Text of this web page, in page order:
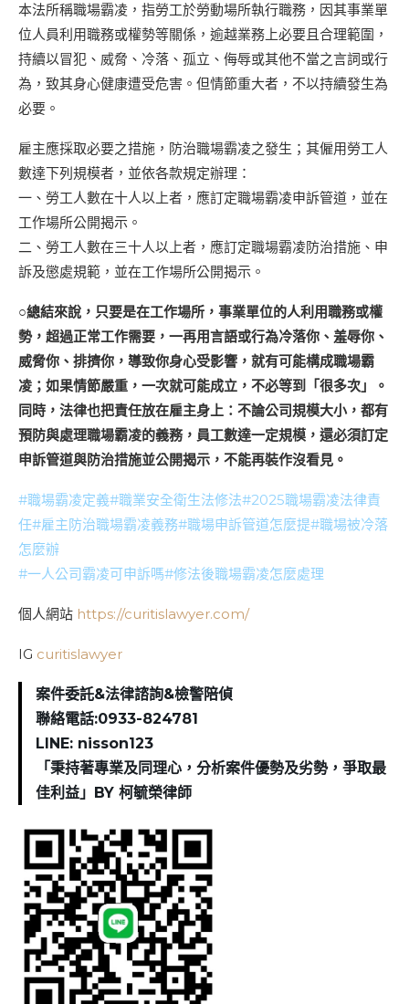
本法所稱職場霸凌，指勞工於勞動場所執行職務，因其事業單
位人員利用職務或權勢等關係，逾越業務上必要且合理範圍，
持續以冒犯、威脅、冷落、孤立、侮辱或其他不當之言詞或行
為，致其身心健康遭受危害。但情節重大者，不以持續發生為
必要。
雇主應採取必要之措施，防治職場霸凌之發生；其僱用勞工人
數達下列規模者，並依各款規定辦理：
一、勞工人數在十人以上者，應訂定職場霸凌申訴管道，並在
工作場所公開揭示。
二、勞工人數在三十人以上者，應訂定職場霸凌防治措施、申
訴及懲處規範，並在工作場所公開揭示。
○總結來說，只要是在工作場所，事業單位的人利用職務或權
勢，超過正常工作需要，一再用言語或行為冷落你、羞辱你、
威脅你、排擠你，導致你身心受影響，就有可能構成職場霸
凌；如果情節嚴重，一次就可能成立，不必等到「很多次」。
同時，法律也把責任放在雇主身上：不論公司規模大小，都有
預防與處理職場霸凌的義務，員工數達一定規模，還必須訂定
申訴管道與防治措施並公開揭示，不能再裝作沒看見。
#職場霸凌定義#職業安全衛生法修法#2025職場霸凌法律責
任#雇主防治職場霸凌義務#職場申訴管道怎麼提#職場被冷落
怎麼辦
#一人公司霸凌可申訴嗎#修法後職場霸凌怎麼處理
個人網站 https://curitislawyer.com/
IG curitislawyer
案件委託&法律諮詢&檢警陪偵
聯絡電話:0933-824781
LINE: nisson123
「秉持著專業及同理心，分析案件優勢及劣勢，爭取最
佳利益」BY 柯毓榮律師